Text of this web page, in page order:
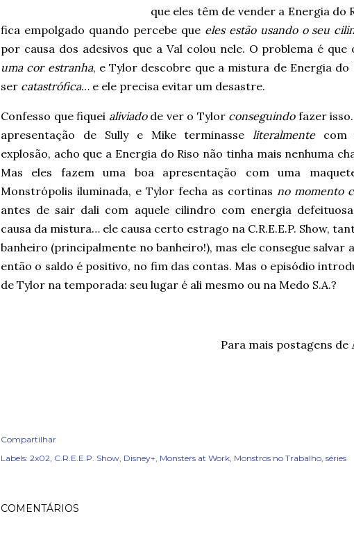
que eles têm de vender a Energia
fica empolgado quando percebe que eles estão usando o seu
por causa dos adesivos que a Val colou nele. O problema é
uma cor estranha, e Tylor descobre que a mistura de Energia
ser catastrófica… e ele precisa evitar um desastre.
Confesso que fiquei aliviadode ver o Tylor conseguindofazer isso.
apresentação de Sully e Mike terminasseliteralmentecom
explosão, acho que a Energia do Riso não tinha mais nenhuma
Mas eles fazem uma boa apresentação com uma
Monstrópolis iluminada, e Tylor fecha as cortinas no momento
antes de sair dali com aquele cilindro com energia
causa da mistura… ele causa certo estrago na C.R.E.E.P. Show,
banheiro (principalmente no banheiro!), mas ele consegue salvar
então o saldo é positivo, no fim das contas. Mas o episódio
de Tylor na temporada: seu lugar é ali mesmo ou na Medo S.A.?
Para mais postagens de
Compartilhar
Labels: 2x02 C.R.E.E.P. Show Disney+ Monsters at Work Monstros no Trabalho séries
COMENTÁRIOS